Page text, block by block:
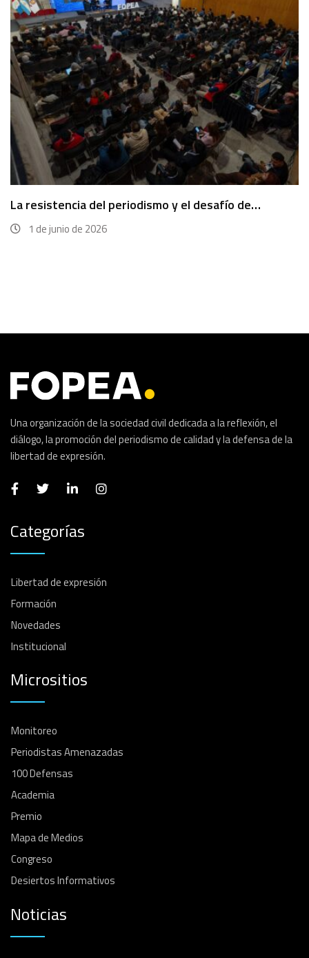
La resistencia del periodismo y el desafío de…
1 de junio de 2026
Una organización de la sociedad civil dedicada a la reflexión, el
diálogo, la promoción del periodismo de calidad y la defensa de la
libertad de expresión.
Categorías
Libertad de expresión
Formación
Novedades
Institucional
Micrositios
Monitoreo
Periodistas Amenazadas
100 Defensas
Academia
Premio
Mapa de Medios
Congreso
Desiertos Informativos
Noticias